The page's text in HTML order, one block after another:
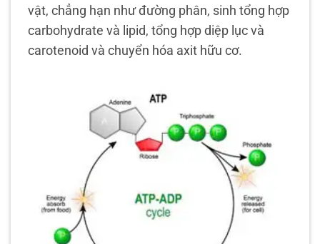
vật, chẳng hạn như đường phân, sinh tổng hợp
carbohydrate và lipid, tổng hợp diệp lục và
carotenoid và chuyển hóa axit hữu cơ.